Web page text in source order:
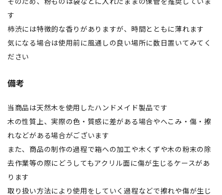
そのため、粉ものは袋などに入れたままの保管を推奨していま
す
柿渋には特徴的な香りがありますが、時間とともに薄れます
気になる場合は使用前に風通しの良い場所に数日置いてみてく
ださい
備考
当商品は天然木を使用したハンドメイド製品です
木の性質上、実際の色・質感に差がある場合やへこみ・傷・擦
れなどがある場合がございます
また、商品の制作の過程で箱への加工や木くずや木の粉末の除
去作業等の際にどうしてもアクリル面に傷が生じるケースがあ
ります
取り扱い方法により使用をしていく過程などで擦れや傷が生じ